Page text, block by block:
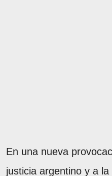
En una nueva
justicia argentino y a la